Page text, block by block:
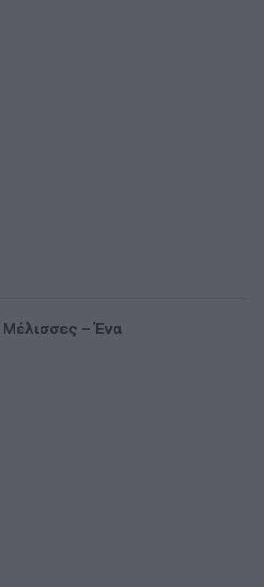
Μέλισσες – Ένα